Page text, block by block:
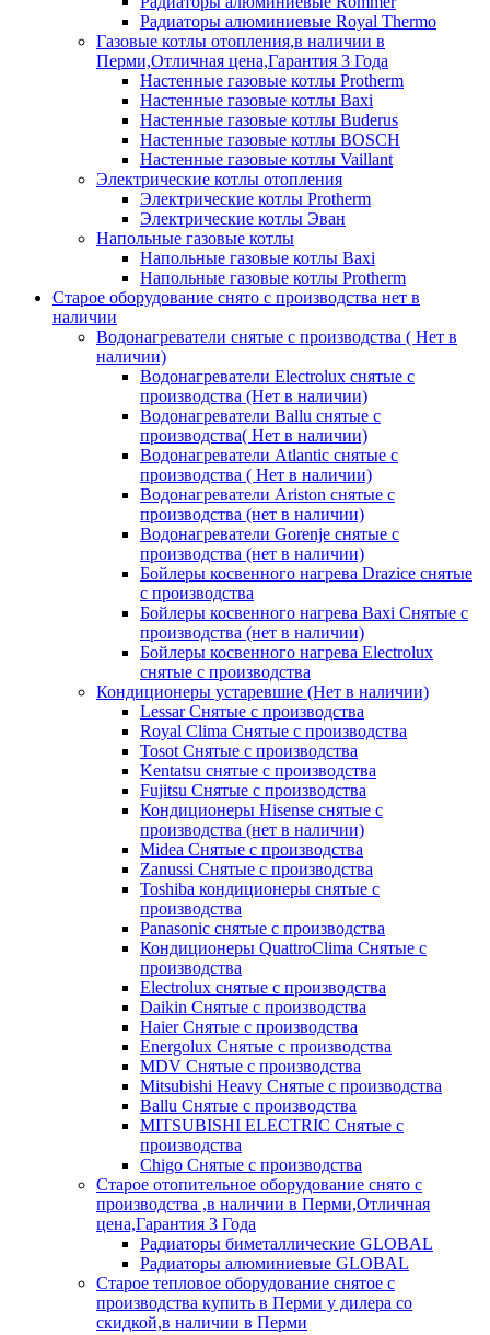
Радиаторы алюминиевые Royal Thermo
Газовые котлы отопления,в наличии в
Перми,Отличная цена,Гарантия 3 Года
Настенные газовые котлы Protherm
Настенные газовые котлы Baxi
Настенные газовые котлы Buderus
Настенные газовые котлы BOSCH
Настенные газовые котлы Vaillant
Электрические котлы отопления
Электрические котлы Protherm
Электрические котлы Эван
Напольные газовые котлы
Напольные газовые котлы Baxi
Напольные газовые котлы Protherm
Старое оборудование снято с производства нет в
наличии
Водонагреватели снятые с производства ( Нет в
наличии)
Водонагреватели Electrolux снятые с
производства (Нет в наличии)
Водонагреватели Ballu снятые с
производства( Нет в наличии)
Водонагреватели Atlantic снятые с
производства ( Нет в наличии)
Водонагреватели Ariston снятые с
производства (нет в наличии)
Водонагреватели Gorenje снятые с
производства (нет в наличии)
Бойлеры косвенного нагрева Drazice снятые
с производства
Бойлеры косвенного нагрева Baxi Снятые с
производства (нет в наличии)
Бойлеры косвенного нагрева Electrolux
снятые с производства
Кондиционеры устаревшие (Нет в наличии)
Lessar Снятые с производства
Royal Clima Снятые с производства
Tosot Снятые с производства
Kentatsu снятые с производства
Fujitsu Снятые с производства
Кондиционеры Hisense снятые с
производства (нет в наличии)
Midea Снятые с производства
Zanussi Снятые с производства
Toshiba кондиционеры снятые с
производства
Panasonic снятые с производства
Кондиционеры QuattroClima Снятые с
производства
Electrolux снятые с производства
Daikin Снятые с производства
Haier Снятые с производства
Energolux Снятые с производства
MDV Снятые с производства
Mitsubishi Heavy Снятые с производства
Ballu Снятые с производства
MITSUBISHI ELECTRIC Снятые с
производства
Chigo Снятые с производства
Старое отопительное оборудование снято с
производства ,в наличии в Перми,Отличная
цена,Гарантия 3 Года
Радиаторы биметаллические GLOBAL
Радиаторы алюминиевые GLOBAL
Старое тепловое оборудование снятое с
производства купить в Перми у дилера со
скидкой,в наличии в Перми